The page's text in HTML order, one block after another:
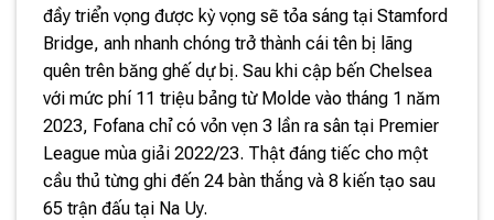
đầy triển vọng được kỳ vọng sẽ tỏa sáng tại Stamford
Bridge, anh nhanh chóng trở thành cái tên bị lãng
quên trên băng ghế dự bị. Sau khi cập bến Chelsea
với mức phí 11 triệu bảng từ Molde vào tháng 1 năm
2023, Fofana chỉ có vỏn vẹn 3 lần ra sân tại Premier
League mùa giải 2022/23. Thật đáng tiếc cho một
cầu thủ từng ghi đến 24 bàn thắng và 8 kiến tạo sau
65 trận đấu tại Na Uy.